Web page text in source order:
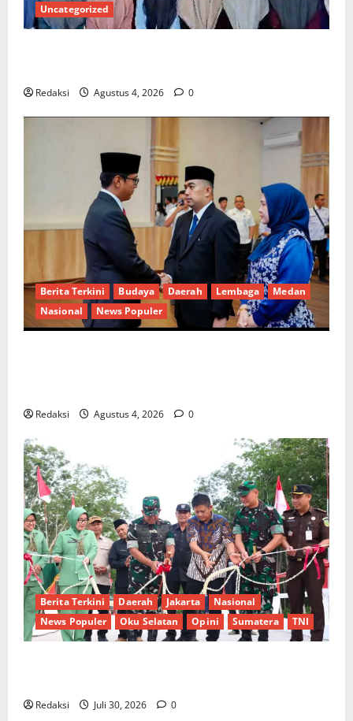
Uncategorized
Redaksi Agustus 4, 2026 0
Berita Terkini Budaya Daerah Lembaga
Medan
Nasional
News Populer
Redaksi Agustus 4, 2026 0
Berita Terkini Daerah Jakarta
Nasional
News Populer
Oku Selatan Opini Sumatera TNI
Redaksi Juli 30, 2026 0